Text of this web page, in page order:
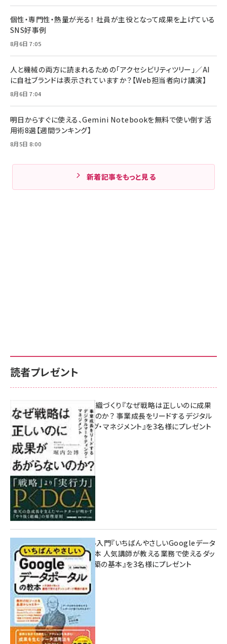
個性・専門性・熱量が光る！ 社員が主役となって成果を上げている
SNS好事例
8月6日 7:05
人と機械の両方に読まれるための「アクセシビリティツリー」／AI
に自社ブランドは表示されていますか？【Web担当者向け講演】
8月6日 7:04
明日からすぐに使える、Gemini Notebookを無料で使い倒す活
用術8選【週間ランキング】
8月5日 8:00
新着記事をもっと見る
読者プレゼント
成果を生む組織づくり『なぜ戦略は正しいのに成果
があがらないのか？ 事業成長をリードするデジタル
マーケティング・マネジメント』を3名様にプレゼント
10:00
無料BIツール入門『いちばんやさしいGoogleデータ
ポータルの教本 人気講師が教える業務で使えるダッ
シュボード構築の基本』を3名様にプレゼント
7月31日 10:00